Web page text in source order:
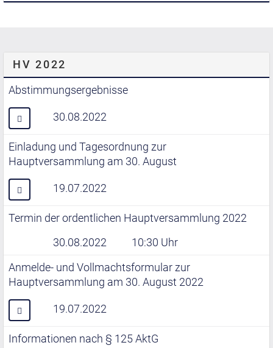
HV 2022
Abstimmungsergebnisse
30.08.2022
Einladung und Tagesordnung zur
Hauptversammlung am 30. August
19.07.2022
Termin der ordentlichen Hauptversammlung 2022
30.08.2022
10:30 Uhr
Anmelde- und Vollmachtsformular zur
Hauptversammlung am 30. August 2022
19.07.2022
Informationen nach § 125 AktG